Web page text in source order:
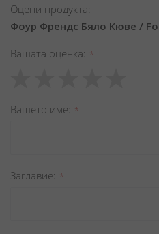
Оцени продукта:
Фоур Френдс Бяло Кюве /
Вашата оценка
star
stars
stars
stars
stars
Вашето име
Заглавиe